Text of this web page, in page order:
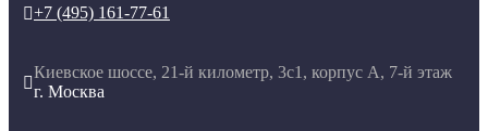
+7 (495) 161-77-61

Киевское шоссе, 21-й километр, 3с1, корпус А, 7-й этаж
г. Москва